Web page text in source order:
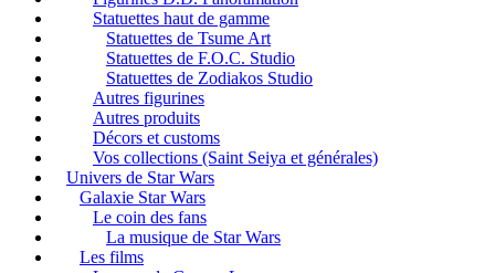
Statuettes haut de gamme
Statuettes de Tsume Art
Statuettes de F.O.C. Studio
Statuettes de Zodiakos Studio
Autres figurines
Autres produits
Décors et customs
Vos collections (Saint Seiya et générales)
Univers de Star Wars
Galaxie Star Wars
Le coin des fans
La musique de Star Wars
Les films